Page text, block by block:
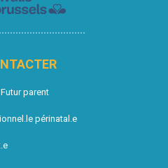
parent
périnatal.e